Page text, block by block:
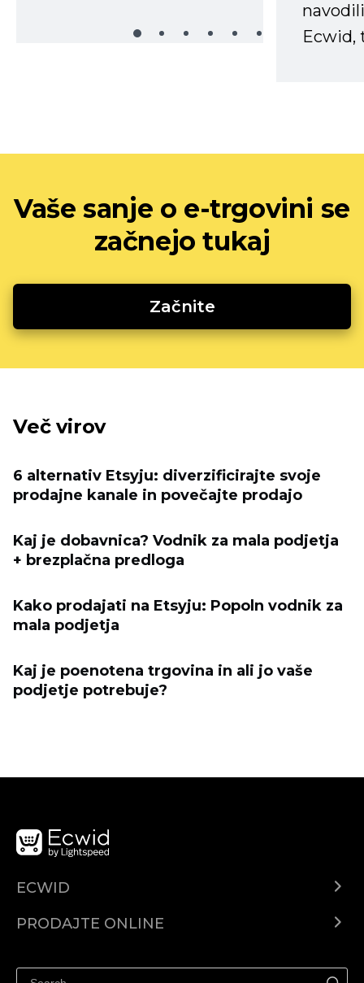
Ecwid,
Vaše sanje o e-trgovini se
začnejo tukaj
Začnite
Več virov
6 alternativ Etsyju: diverzificirajte svoje
prodajne kanale in povečajte prodajo
Kaj je dobavnica? Vodnik za mala podjetja
+ brezplačna predloga
Kako prodajati na Etsyju: Popoln vodnik za
mala podjetja
Kaj je poenotena trgovina in ali jo vaše
podjetje potrebuje?
ECWID
PRODAJTE ONLINE